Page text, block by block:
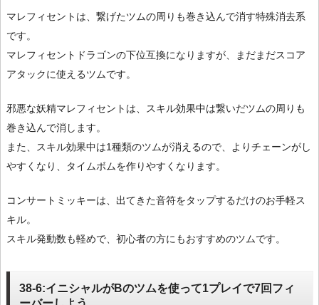
マレフィセントは、繋げたツムの周りも巻き込んで消す特殊消去系
です。
マレフィセントドラゴンの下位互換になりますが、まだまだスコア
アタックに使えるツムです。
邪悪な妖精マレフィセントは、スキル効果中は繋いだツムの周りも
巻き込んで消します。
また、スキル効果中は1種類のツムが消えるので、よりチェーンがし
やすくなり、タイムボムを作りやすくなります。
コンサートミッキーは、出てきた音符をタップするだけのお手軽ス
キル。
スキル発動数も軽めで、初心者の方にもおすすめのツムです。
38-6:イニシャルがBのツムを使って1プレイで7回フィ